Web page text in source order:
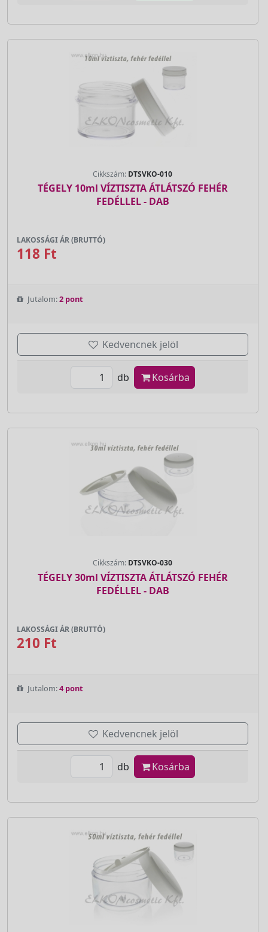
Cikkszám: DTSVKO-010
TÉGELY 10ml VÍZTISZTA ÁTLÁTSZÓ FEHÉR
FEDÉLLEL - DAB
LAKOSSÁGI ÁR (BRUTTÓ)
118 Ft
Jutalom:2 pont
Kedvencnek jelöl
db Kosárba
Cikkszám: DTSVKO-030
TÉGELY 30ml VÍZTISZTA ÁTLÁTSZÓ FEHÉR
FEDÉLLEL - DAB
LAKOSSÁGI ÁR (BRUTTÓ)
210 Ft
Jutalom:4 pont
Kedvencnek jelöl
db Kosárba